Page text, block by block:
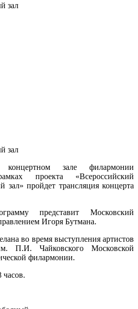
зал
зал
зале филармонии
проекта «Всероссийский
зал» пройдет трансляция концерта
представит Московский
Игоря Бутмана.
во время выступления артистов
П.И. Чайковского Московской
филармонии.
часов.